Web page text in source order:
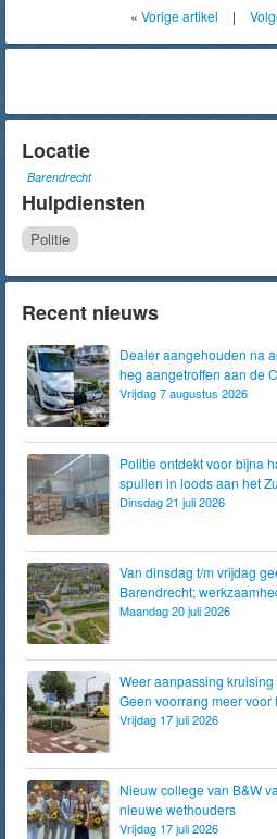
« Vorige artikel |
Locatie
Barendrecht
Hulpdiensten
Politie
Recent nieuws
Dealer aangehouden na
heg aangetroffen aan de
Vrijdag 7 augustus 2026
Politie ontdekt voor bijna
spullen in loods aan het
Dinsdag 21 juli 2026
Van dinsdag t/m vrijdag
Barendrecht;
Maandag 20 juli 2026
Weer aanpassing
Geen voorrang meer voor
Vrijdag 17 juli 2026
Nieuw college van B&W
nieuwe wethouders
Vrijdag 17 juli 2026